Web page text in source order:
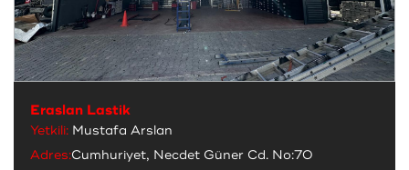
Eraslan Lastik
Yetkili: Mustafa Arslan
Adres:Cumhuriyet, Necdet Güner Cd. No:70